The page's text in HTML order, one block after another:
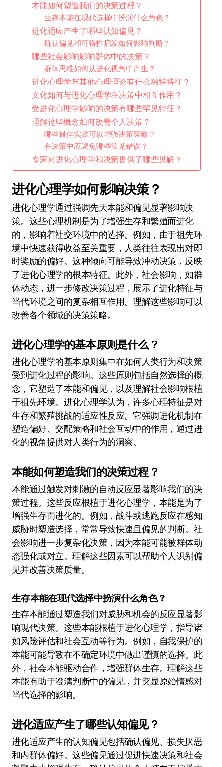
本能如何塑造我们的决策过程？
生存本能在现代选择中扮演什么角色？
进化适应产生了哪些认知偏见？
确认偏见和可得性启发如何影响判断？
哪些社会影响影响群体中的决策？
群体思维如何从进化视角中产生？
进化心理学与其他心理理论有什么独特特征？
文化如何与进化心理学在决策中相互作用？
受进化心理学影响的决策有哪些罕见特征？
理解这些概念如何改善个人决策？
哪些最佳实践可以增强决策策略？
在决策中应避免哪些常见错误？
专家对进化心理学和决策提供了哪些见解？
进化心理学如何影响决策？
进化心理学通过强调先天本能和偏见显著影响决
策。这些心理机制是为了增强生存和繁殖而进化
的，影响着社交环境中的选择。例如，由于祖先环
境中快速获得收益至关重要，人类往往表现出对即
时奖励的偏好。这种倾向可能导致冲动决策，反映
了进化心理学的根本特征。此外，社会影响，如群
体动态，进一步修改决策过程，展示了进化特征与
当代环境之间的复杂相互作用。理解这些影响可以
改善各个领域的决策策略。
进化心理学的基本原则是什么？
进化心理学的基本原则集中在如何人类行为和决策
受到进化过程的影响。这些原则包括自然选择的概
念，它塑造了本能和偏见，以及理解社会影响根植
于祖先环境。进化心理学认为，许多心理特征是对
生存和繁殖挑战的适应性反应。它强调进化机制在
塑造偏好、交配策略和社会互动中的作用，通过进
化的视角提供对人类行为的洞察。
本能如何塑造我们的决策过程？
本能通过触发对刺激的自动反应显著影响我们的决
策过程。这些反应根植于进化心理学，本能是为了
增强生存而进化的。例如，战斗或逃跑反应在感知
威胁时塑造选择，常常导致快速且偏见的判断。社
会影响进一步复杂化决策，因为本能可能被群体动
态强化或对立。理解这些因素可以帮助个人识别偏
见并改善决策质量。
生存本能在现代选择中扮演什么角色？
生存本能通过塑造我们对威胁和机会的反应显著影
响现代决策。这些本能根植于进化心理学，指导诸
如风险评估和社会互动等行为。例如，自我保护的
本能可能导致在不确定环境中做出谨慎的选择。此
外，社会本能驱动合作，增强群体生存。理解这些
本能有助于澄清判断中的偏见，并突显原始情感对
当代选择的影响。
进化适应产生了哪些认知偏见？
进化适应产生的认知偏见包括确认偏见、损失厌恶
和内群体偏好。这些偏见通过促进快速决策和社会